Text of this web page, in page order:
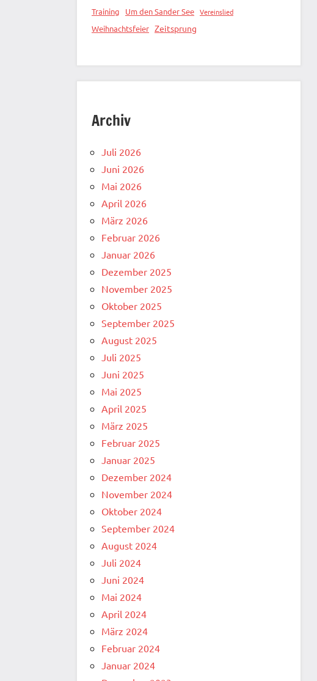
Training Um den Sander See Vereinslied
Weihnachtsfeier Zeitsprung
Archiv
Juli 2026
Juni 2026
Mai 2026
April 2026
März 2026
Februar 2026
Januar 2026
Dezember 2025
November 2025
Oktober 2025
September 2025
August 2025
Juli 2025
Juni 2025
Mai 2025
April 2025
März 2025
Februar 2025
Januar 2025
Dezember 2024
November 2024
Oktober 2024
September 2024
August 2024
Juli 2024
Juni 2024
Mai 2024
April 2024
März 2024
Februar 2024
Januar 2024